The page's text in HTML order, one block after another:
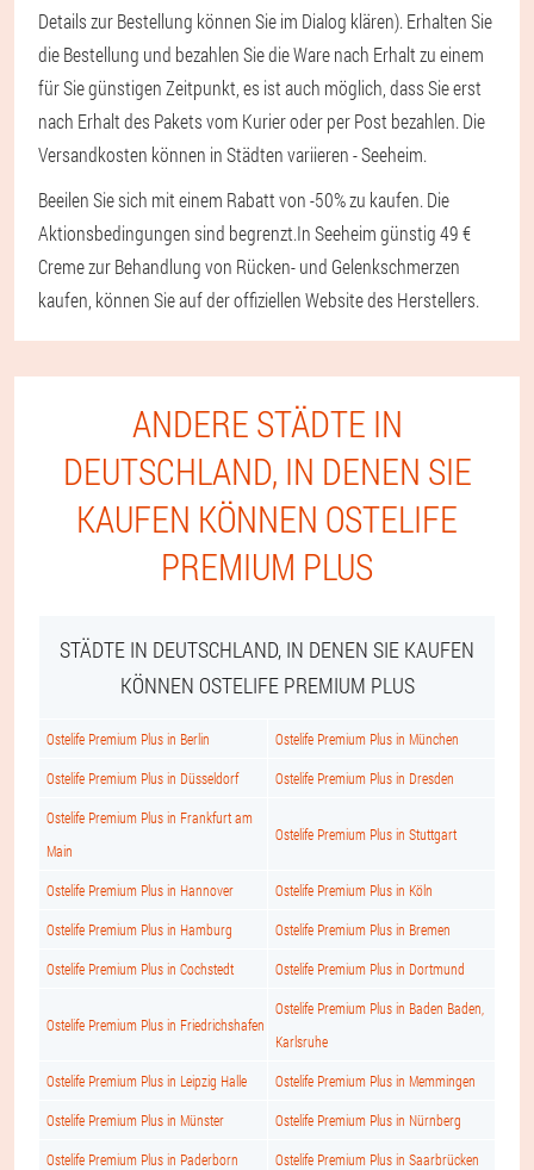
Details zur Bestellung können Sie im Dialog klären). Erhalten Sie
die Bestellung und bezahlen Sie die Ware nach Erhalt zu einem
für Sie günstigen Zeitpunkt, es ist auch möglich, dass Sie erst
nach Erhalt des Pakets vom Kurier oder per Post bezahlen. Die
Versandkosten können in Städten variieren - Seeheim.
Beeilen Sie sich mit einem Rabatt von -50% zu kaufen. Die
Aktionsbedingungen sind begrenzt.In Seeheim günstig 49 €
Creme zur Behandlung von Rücken- und Gelenkschmerzen
kaufen, können Sie auf der offiziellen Website des Herstellers.
ANDERE STÄDTE IN
DEUTSCHLAND, IN DENEN SIE
KAUFEN KÖNNEN OSTELIFE
PREMIUM PLUS
STÄDTE IN DEUTSCHLAND, IN DENEN SIE KAUFEN
KÖNNEN OSTELIFE PREMIUM PLUS
Ostelife Premium Plus in Berlin Ostelife Premium Plus in München
Ostelife Premium Plus in Düsseldorf Ostelife Premium Plus in Dresden
Ostelife Premium Plus in Frankfurt am
Main
Ostelife Premium Plus in Stuttgart
Ostelife Premium Plus in Hannover Ostelife Premium Plus in Köln
Ostelife Premium Plus in Hamburg Ostelife Premium Plus in Bremen
Ostelife Premium Plus in Cochstedt Ostelife Premium Plus in Dortmund
Ostelife Premium Plus in Friedrichshafen
Ostelife Premium Plus in Baden Baden,
Karlsruhe
Ostelife Premium Plus in Leipzig Halle Ostelife Premium Plus in Memmingen
Ostelife Premium Plus in Münster Ostelife Premium Plus in Nürnberg
Ostelife Premium Plus in Paderborn Ostelife Premium Plus in Saarbrücken